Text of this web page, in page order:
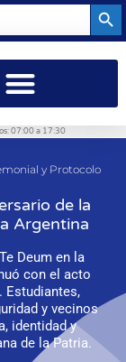
07:00 a 17:30
y Protocolo
de la
Argentina
Deum en la
con el acto
Estudiantes,
y vecinos
identidad y
de la Patria.